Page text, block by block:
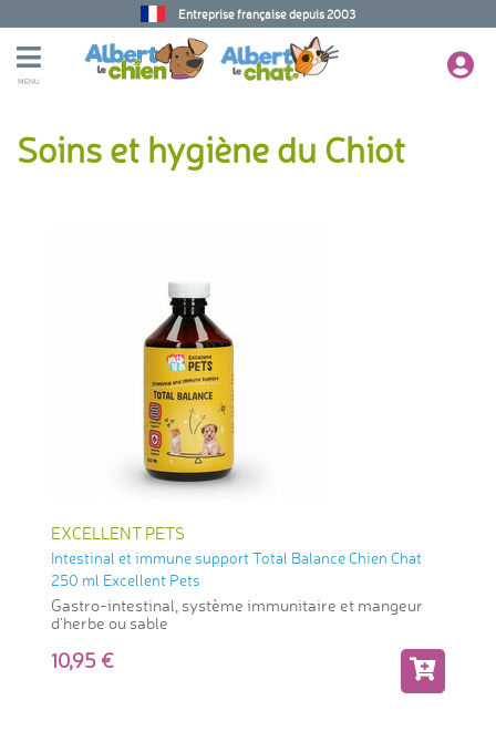
Entreprise française depuis 2003
MENU
Soins et hygiène du Chiot
EXCELLENT PETS
Intestinal et immune support Total Balance Chien Chat
250 ml Excellent Pets
Gastro-intestinal, système immunitaire et mangeur
d'herbe ou sable
10,95